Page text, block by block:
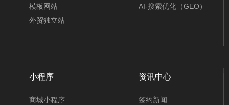
实验室仪器医疗设备公司网站模板-A10073-1
模板网站
外贸独立站
AI-搜索优化（GEO）
小程序
商城小程序
资讯中心
签约新闻